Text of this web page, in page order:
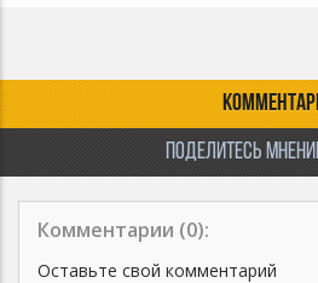
ПОДЕЛИТЕСЬ
Комментарии (0):
Оставьте свой комментарий